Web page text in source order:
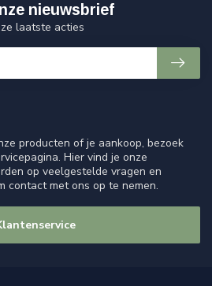
producten of je aankoop, bezoek
Hier vind je onze
op veelgestelde vragen en
contact met ons op te nemen.
nieuwsbrief
laatste acties